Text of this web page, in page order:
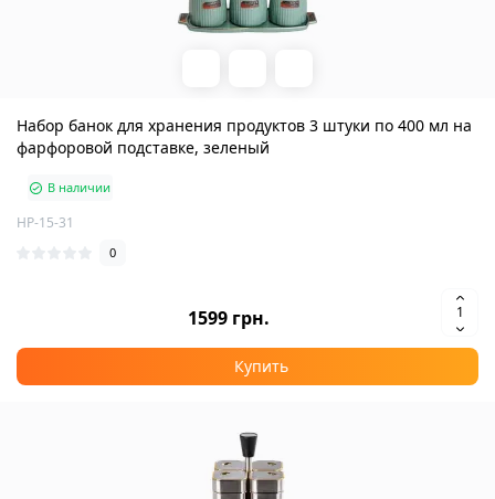
Набор банок для хранения продуктов 3 штуки по 400 мл на
фарфоровой подставке, зеленый
В наличии
HP-15-31
0
1599 грн.
Купить